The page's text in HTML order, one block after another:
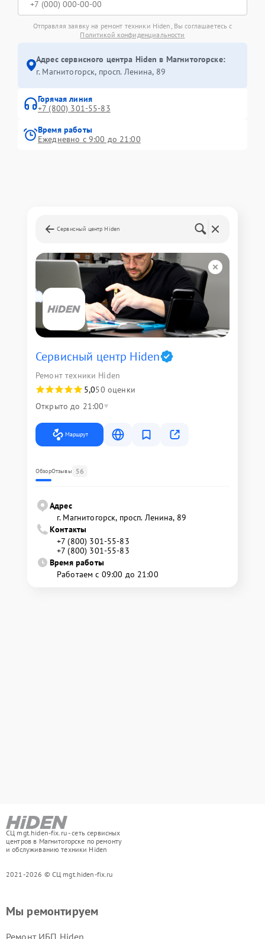
Отправляя заявку на ремонт техники Hiden, Вы соглашаетесь с
Политикой конфиденциальности
Адрес сервисного центра Hiden в Магнитогорске:
г. Магнитогорск, просп. Ленина, 89
Горячая линия
+7 (800) 301-55-83
Время работы
Ежедневно с 9:00 до 21:00
Сервисный центр Hiden
Сервисный центр Hiden
Ремонт техники Hiden
5,050 оценки
Открыто до 21:00
Маршрут
ОбзорОтзывы 56
Адрес
г. Магнитогорск, просп. Ленина, 89
Контакты
+7 (800) 301-55-83
+7 (800) 301-55-83
Время работы
Работаем с 09:00 до 21:00
СЦ mgt.hiden-fix.ru - сеть сервисных
центров в Магнитогорске по ремонту
и обслуживанию техники Hiden
2021-2026 © СЦ mgt.hiden-fix.ru
Мы ремонтируем
Ремонт ИБП Hiden